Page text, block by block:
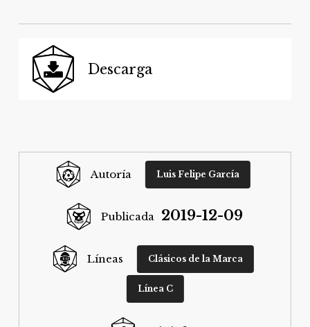
Descarga
Autoría Luis Felipe García
Publicada 2019-12-09
Líneas Clásicos de la Marca
Línea C